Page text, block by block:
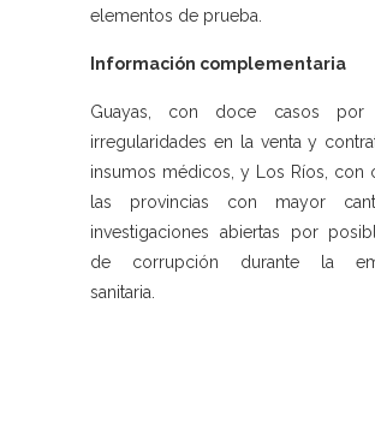
elementos de prueba.
Información complementaria
Guayas, con doce casos por
irregularidades en la venta y
insumos médicos, y Los Ríos, con
las provincias con mayor
investigaciones abiertas por
de corrupción durante la
sanitaria.